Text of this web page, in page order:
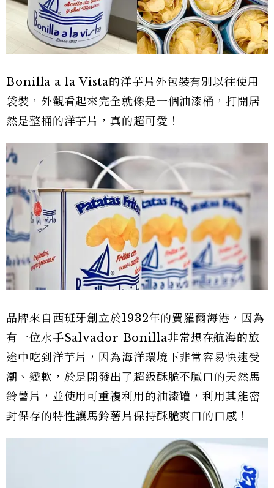
Bonilla a la Vista的洋芋片外包裝有別以往使用
袋裝，外觀看起來完全就像是一個油漆桶，打開居
然是整桶的洋芋片，真的超可愛！
品牌來自西班牙創立於1932年的費羅爾海港，因為
有一位水手Salvador Bonilla非常想在航海的旅
途中吃到洋芋片，因為海洋環境下非常容易快速受
潮、變軟，於是開發出了超級酥脆不膩口的天然馬
鈴薯片，並使用可重複利用的油漆罐，利用其能密
封保存的特性讓馬鈴薯片保持酥脆爽口的口感！